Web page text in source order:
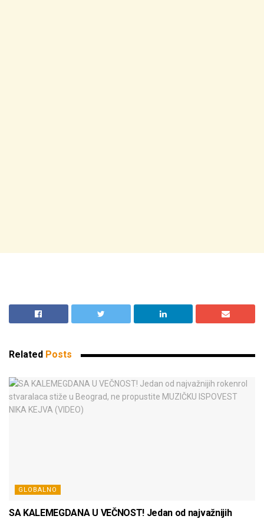
Related Posts
GLOBALNO
SA KALEMEGDANA U VEČNOST! Jedan od najvažnijih